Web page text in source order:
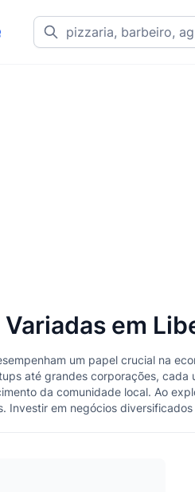
em
um papel crucial na
até grandes corporações,
da comunidade local. Ao
Investir em negócios